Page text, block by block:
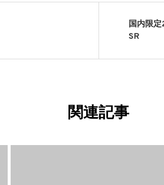
国内限
SR
関連記事